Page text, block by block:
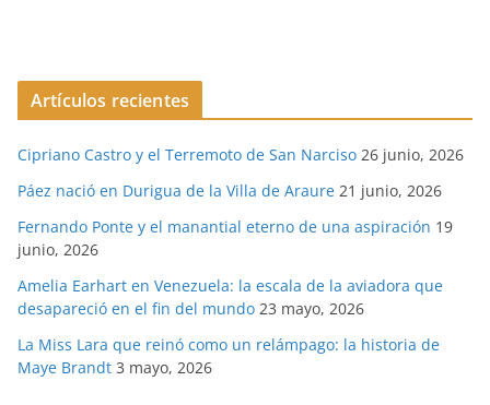
Artículos recientes
Cipriano Castro y el Terremoto de San Narciso 26 junio, 2026
Páez nació en Durigua de la Villa de Araure 21 junio, 2026
Fernando Ponte y el manantial eterno de una aspiración 19
junio, 2026
Amelia Earhart en Venezuela: la escala de la aviadora que
desapareció en el fin del mundo 23 mayo, 2026
La Miss Lara que reinó como un relámpago: la historia de
Maye Brandt 3 mayo, 2026